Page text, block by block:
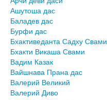
Ашутоша дас
Баладев дас
Бурфи дас
Бхактиведанта Садху Свами
Бхакти Викаша Свами
Вадим Казак
Вайшнава Прана дас
Валерий Великий
Валерий Диво